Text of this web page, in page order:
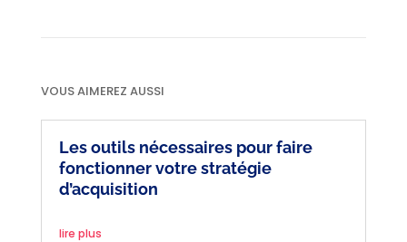
VOUS AIMEREZ AUSSI
Les outils nécessaires pour faire
fonctionner votre stratégie
d’acquisition
lire plus